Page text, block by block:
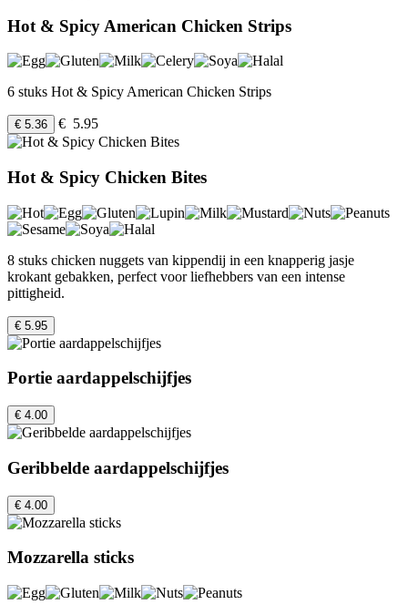
Hot & Spicy American Chicken Strips
6 stuks Hot & Spicy American Chicken Strips
€ 5.36 € 5.95
Hot & Spicy Chicken Bites
8 stuks chicken nuggets van kippendij in een knapperig jasje
krokant gebakken, perfect voor liefhebbers van een intense
pittigheid.
€ 5.95
Portie aardappelschijfjes
€ 4.00
Geribbelde aardappelschijfjes
€ 4.00
Mozzarella sticks